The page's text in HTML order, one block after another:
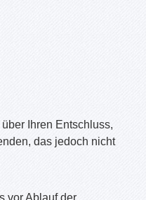
Ihren Entschluss,
das jedoch nicht
vor Ablauf der